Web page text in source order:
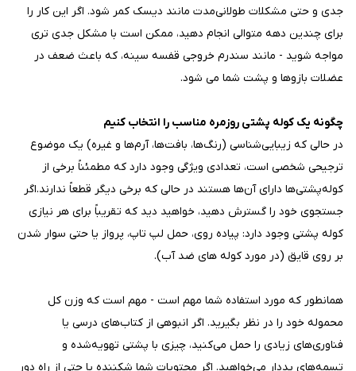
جدی و حتی مشکلات طولانی‌مدت مانند دیسک کمر شود. اگر این کار را
برای چندین دهه متوالی انجام دهید، ممکن است با مشکل جدی تری
مواجه شوید - مانند سندرم خروجی قفسه سینه، که باعث ضعف در
عضلات بازوها و پشت شما می شود.
چگونه یک کوله پشتی روزمره مناسب را انتخاب کنیم
در حالی که زیبایی‌شناسی (رنگ‌ها، بافت‌ها، آرم‌ها و غیره) یک موضوع
ترجیحی شخصی است، تعدادی ویژگی وجود دارد که مطمئناً برخی از
کوله‌پشتی‌ها دارای آن‌ها هستند در حالی که برخی دیگر قطعاً ندارند.اگر
جستجوی خود را گسترش دهید، خواهید دید که تقریباً برای هر نیازی
کوله پشتی وجود دارد: پیاده روی، حمل لپ تاپ، پرواز یا حتی سوار شدن
بر روی قایق (در مورد کوله های ضد آب).
همانطور که مورد استفاده شما مهم است - مهم است که وزن کل
محموله خود را در نظر بگیرید. اگر انبوهی از کتاب‌های درسی یا
فناوری‌های زیادی را حمل می‌کنید، چیزی با پشتی تهویه‌شده و
تسمه‌های پددار می‌خواهید. اگر محتویات شما شکننده یا حتی از راه دور